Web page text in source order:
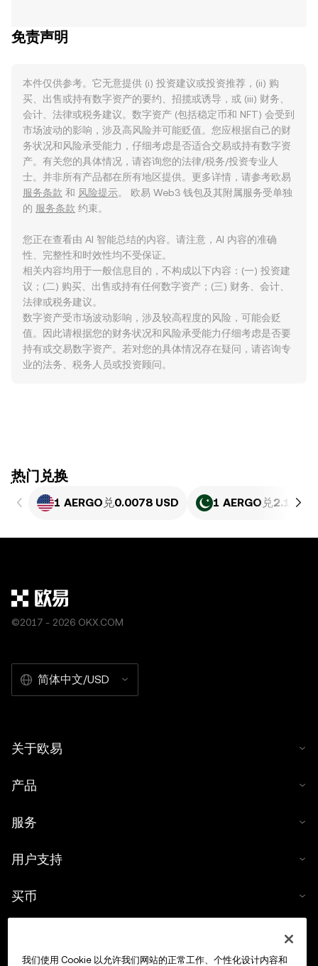
免责声明
本件仅供参考。它无意提供 (i) 投资建议或投资推荐，(ii) 购
买、出售或持有数字资产的要约、招揽或诱导，或 (iii) 财务、
会计、法律或税务建议。数字资产 (包括稳定币和 NFT) 会受到
市场波动的影响，涉及高风险并可能贬值。您应根据自己的财
务状况和风险承受能力，仔细考虑是否适合交易或持有数字资
产。有关您的具体情况，请咨询您的法律/税务/投资专业人
士。并非所有产品都在所有地区提供。更多详情，请参考欧易
服务条款 和 风险提示。 欧易 Web3 钱包及其附属服务受单独
的 服务条款 约束。
您正在查看由 AI 智能总结的内容。请注意，AI 内容的准确
性、完整性和时效性均不受保证。
相关内容均用于一般信息目的，不构成以下内容：(一) 投资建
议；(二) 购买、出售或持有任何数字资产；(三) 财务、会计、
法律或税务建议。
数字资产受市场波动影响，涉及较高程度的风险，可能会贬
值。因此请根据您的财务状况和风险承受能力仔细考虑是否要
持有或交易数字资产。若对您的具体情况存在疑问，请咨询专
业的法务、税务人员或投资顾问。
ִִִִִִִִִִִִִִִִִִִִִִִִִִִִִִִִִִִִִִִִִִִִִִִִ热门兑换
1 AERGO 兑0.0078 USD 1 AERGO 兑2.167
©2017 - 2026 OKX.COM
简体中文/USD
关于欧易
产品
服务
用户支持
买币
我们使用 Cookie 以允许我们网站的正常工作、个性化设计内容和